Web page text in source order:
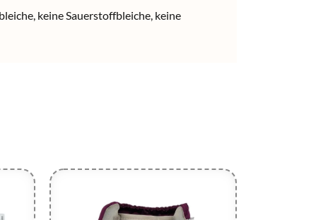
keine Sauerstoffbleiche, keine